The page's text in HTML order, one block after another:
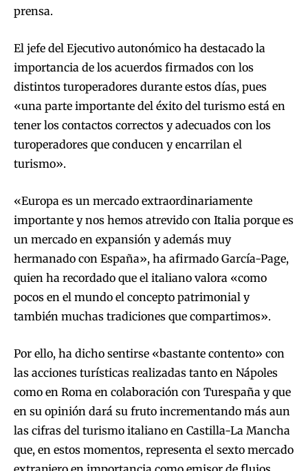
prensa.
El jefe del Ejecutivo autonómico ha destacado la
importancia de los acuerdos firmados con los
distintos turoperadores durante estos días, pues
«una parte importante del éxito del turismo está en
tener los contactos correctos y adecuados con los
turoperadores que conducen y encarrilan el
turismo».
«Europa es un mercado extraordinariamente
importante y nos hemos atrevido con Italia porque es
un mercado en expansión y además muy
hermanado con España», ha afirmado García-Page,
quien ha recordado que el italiano valora «como
pocos en el mundo el concepto patrimonial y
también muchas tradiciones que compartimos».
Por ello, ha dicho sentirse «bastante contento» con
las acciones turísticas realizadas tanto en Nápoles
como en Roma en colaboración con Turespaña y que
en su opinión dará su fruto incrementando más aun
las cifras del turismo italiano en Castilla-La Mancha
que, en estos momentos, representa el sexto mercado